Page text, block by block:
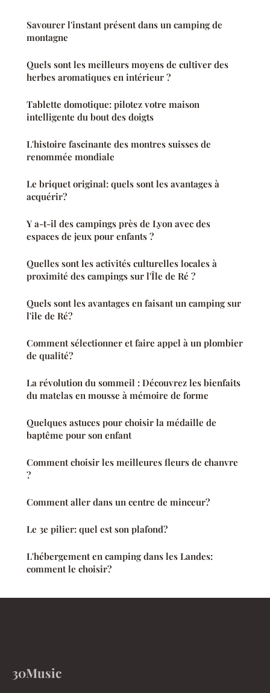
Savourer l'instant présent dans un camping de
montagne
Quels sont les meilleurs moyens de cultiver des
herbes aromatiques en intérieur ?
Tablette domotique: pilotez votre maison
intelligente du bout des doigts
L'histoire fascinante des montres suisses de
renommée mondiale
Le briquet original: quels sont les avantages à
acquérir?
Y a-t-il des campings près de Lyon avec des
espaces de jeux pour enfants ?
Quelles sont les activités culturelles locales à
proximité des campings sur l'Île de Ré ?
Quels sont les avantages en faisant un camping sur
l'ile de Ré?
Comment sélectionner et faire appel à un plombier
de qualité?
La révolution du sommeil : Découvrez les bienfaits
du matelas en mousse à mémoire de forme
Quelques astuces pour choisir la médaille de
baptême pour son enfant
Comment choisir les meilleures fleurs de chanvre
?
Comment aller dans un centre de minceur?
Le 3e pilier: quel est son plafond?
L'hébergement en camping dans les Landes:
comment le choisir?
30Music